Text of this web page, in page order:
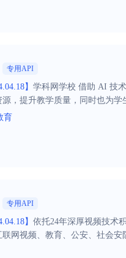
专用API
】 学科网学校 借助 AI 技
，提升教学质量，同时也为学
育
专用API
】 依托24年深厚视频技术
联网视频、教育、公安、社会